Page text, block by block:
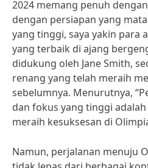
2024 memang penuh
dengan persiapan yang
yang tinggi, saya yakin para
yang terbaik di ajang
didukung oleh Jane Smith,
renang yang telah meraih
sebelumnya. Menurutnya,
dan fokus yang tinggi
meraih kesuksesan di
Namun, perjalanan menuju